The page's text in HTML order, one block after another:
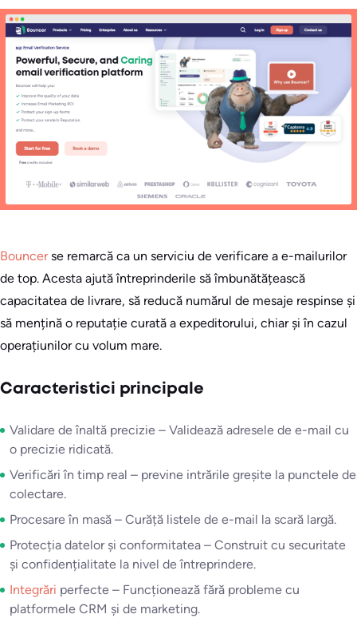
Bouncerse remarcă ca un serviciu de verificare a e-mailurilor
de top. Acesta ajută întreprinderile să îmbunătățească
capacitatea de livrare, să reducă numărul de mesaje respinse și
să mențină o reputație curată a expeditorului, chiar și în cazul
operațiunilor cu volum mare.
Caracteristici principale
Validare de înaltă precizie – Validează adresele de e-mail cu
o precizie ridicată.
Verificări în timp real – previne intrările greșite la punctele de
colectare.
Procesare în masă – Curăță listele de e-mail la scară largă.
Protecția datelor și conformitatea – Construit cu securitate
și confidențialitate la nivel de întreprindere.
Integrări perfecte – Funcționează fără probleme cu
platformele CRM și de marketing.